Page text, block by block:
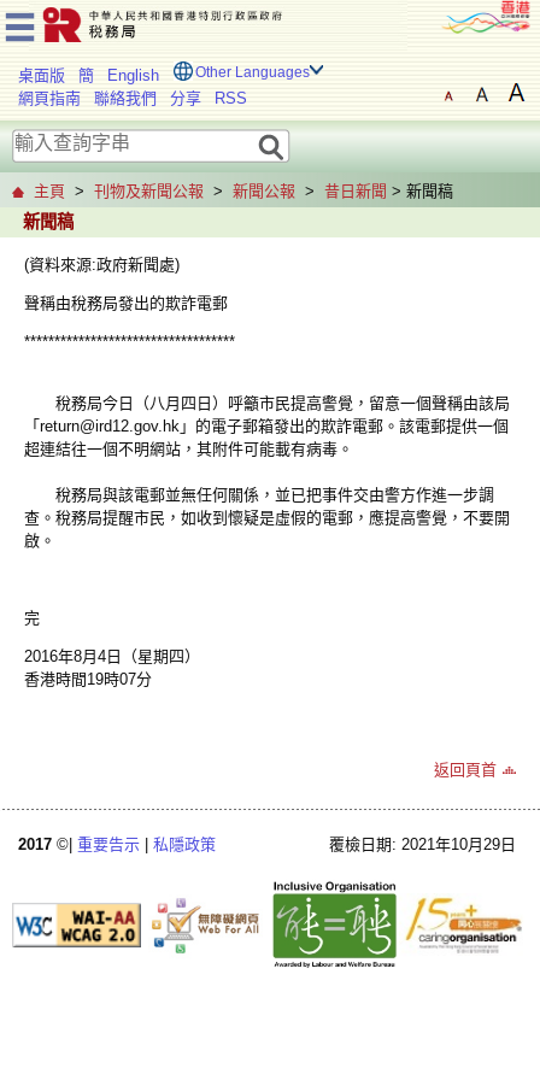
桌面版 簡 English Other Languages
網頁指南 聯絡我們 分享 RSS
主頁 > 刊物及新聞公報 > 新聞公報 > 昔日新聞 > 新聞稿
新聞稿
(資料來源:政府新聞處)
聲稱由稅務局發出的欺詐電郵
***********************************
稅務局今日（八月四日）呼籲市民提高警覺，留意一個聲稱由該局
「return@ird12.gov.hk」的電子郵箱發出的欺詐電郵。該電郵提供一個
超連結往一個不明網站，其附件可能載有病毒。
稅務局與該電郵並無任何關係，並已把事件交由警方作進一步調
查。稅務局提醒市民，如收到懷疑是虛假的電郵，應提高警覺，不要開
啟。
完
2016年8月4日（星期四）
香港時間19時07分
返回頁首
2017 ©| 重要告示 私隱政策 覆檢日期: 2021年10月29日